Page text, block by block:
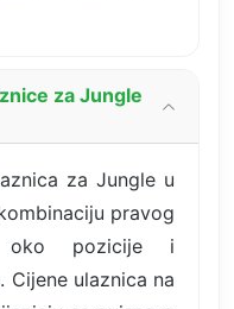
za Jungle
za Jungle u
pravog
oko pozicije i
Cijene ulaznica na